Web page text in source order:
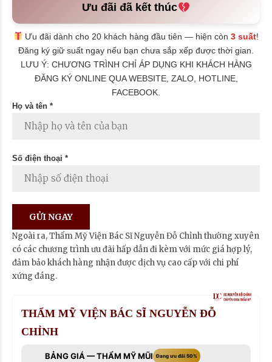
Ưu đãi đã kết thúc
Ưu đãi dành cho 20 khách hàng đầu tiên — hiện còn3 suất!
Đăng ký giữ suất ngay nếu bạn chưa sắp xếp được thời gian.
LƯU Ý: CHƯƠNG TRÌNH CHỈ ÁP DỤNG KHI KHÁCH HÀNG
ĐĂNG KÝ ONLINE QUA WEBSITE, ZALO, HOTLINE,
FACEBOOK.
Họ và tên *
Số điện thoại *
Ngoài ra, Thẩm Mỹ Viện Bác Sĩ Nguyễn Đỗ Chỉnh thường xuyên
có các chương trình ưu đãi hấp dẫn đi kèm với mức giá hợp lý,
đảm bảo khách hàng nhận được dịch vụ cao cấp với chi phí
xứng đáng.
THẨM MỸ VIỆN BÁC SĨ NGUYỄN ĐỖ
CHỈNH
BẢNG GIÁ — THẨM MỸ MŨI Đang ưu đãi 50%